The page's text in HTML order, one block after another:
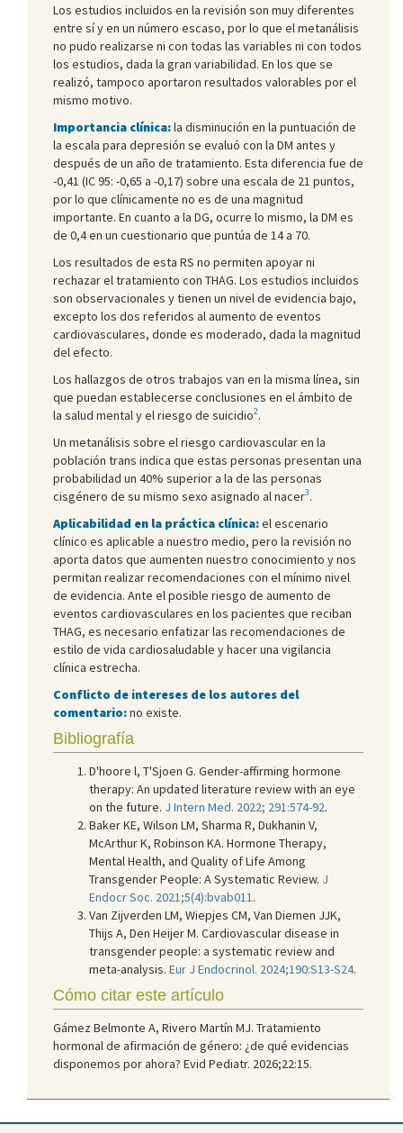
Los estudios incluidos en la revisión son muy diferentes
entre sí y en un número escaso, por lo que el metanálisis
no pudo realizarse ni con todas las variables ni con todos
los estudios, dada la gran variabilidad. En los que se
realizó, tampoco aportaron resultados valorables por el
mismo motivo.
Importancia clínica:la disminución en la puntuación de
la escala para depresión se evaluó con la DM antes y
después de un año de tratamiento. Esta diferencia fue de
-0,41 (IC 95: -0,65 a -0,17) sobre una escala de 21 puntos,
por lo que clínicamente no es de una magnitud
importante. En cuanto a la DG, ocurre lo mismo, la DM es
de 0,4 en un cuestionario que puntúa de 14 a 70.
Los resultados de esta RS no permiten apoyar ni
rechazar el tratamiento con THAG. Los estudios incluidos
son observacionales y tienen un nivel de evidencia bajo,
excepto los dos referidos al aumento de eventos
cardiovasculares, donde es moderado, dada la magnitud
del efecto.
Los hallazgos de otros trabajos van en la misma línea, sin
que puedan establecerse conclusiones en el ámbito de
la salud mental y el riesgo de suicidio2.
Un metanálisis sobre el riesgo cardiovascular en la
población trans indica que estas personas presentan una
probabilidad un 40% superior a la de las personas
cisgénero de su mismo sexo asignado al nacer3.
Aplicabilidad en la práctica clínica:el escenario
clínico es aplicable a nuestro medio, pero la revisión no
aporta datos que aumenten nuestro conocimiento y nos
permitan realizar recomendaciones con el mínimo nivel
de evidencia. Ante el posible riesgo de aumento de
eventos cardiovasculares en los pacientes que reciban
THAG, es necesario enfatizar las recomendaciones de
estilo de vida cardiosaludable y hacer una vigilancia
clínica estrecha.
Conflicto de intereses de los autores del
comentario:no existe.
Bibliografía
D'hoore l, T'Sjoen G. Gender-affirming hormone
therapy: An updated literature review with an eye
on the future. J Intern Med. 2022; 291:574-92.
Baker KE, Wilson LM, Sharma R, Dukhanin V,
McArthur K, Robinson KA. Hormone Therapy,
Mental Health, and Quality of Life Among
Transgender People: A Systematic Review. J
Endocr Soc. 2021;5(4):bvab011 .
Van Zijverden LM, Wiepjes CM, Van Diemen JJK,
Thijs A, Den Heijer M. Cardiovascular disease in
transgender people: a systematic review and
meta-analysis. Eur J Endocrinol. 2024;190:S13-S24.
Cómo citar este artículo
Gámez Belmonte A, Rivero Martín MJ. Tratamiento
hormonal de afirmación de género: ¿de qué evidencias
disponemos por ahora? Evid Pediatr. 2026;22:15.